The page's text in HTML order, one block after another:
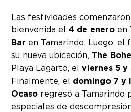
Las festividades
bienvenida el4 de enero en
Bar en Tamarindo. Luego, el
su nueva ubicación, The
Playa Lagarto, el viernes 5 y
Finalmente, el domingo 7 y
Ocaso regresó a Tamarindo
especiales de